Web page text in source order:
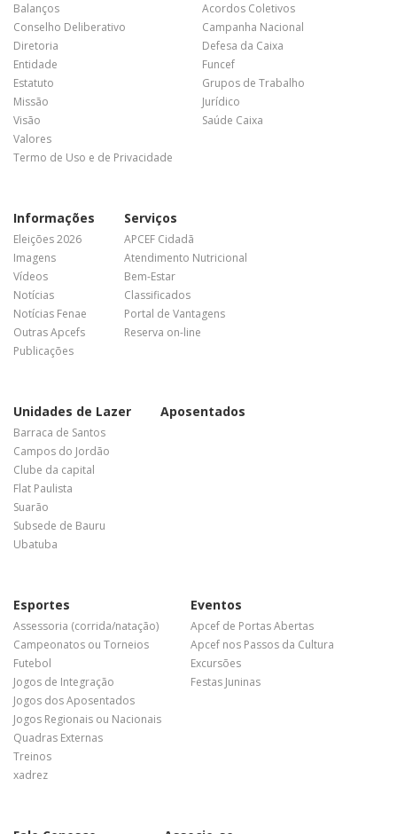
Balanços
Conselho Deliberativo
Diretoria
Entidade
Estatuto
Missão
Visão
Valores
Termo de Uso e de Privacidade
Acordos Coletivos
Campanha Nacional
Defesa da Caixa
Funcef
Grupos de Trabalho
Jurídico
Saúde Caixa
Informações
Eleições 2026
Imagens
Vídeos
Notícias
Notícias Fenae
Outras Apcefs
Publicações
Serviços
APCEF Cidadã
Atendimento Nutricional
Bem-Estar
Classificados
Portal de Vantagens
Reserva on-line
Unidades de Lazer
Barraca de Santos
Campos do Jordão
Clube da capital
Flat Paulista
Suarão
Subsede de Bauru
Ubatuba
Aposentados
Esportes
Assessoria (corrida/natação)
Campeonatos ou Torneios
Futebol
Jogos de Integração
Jogos dos Aposentados
Jogos Regionais ou Nacionais
Quadras Externas
Treinos
xadrez
Eventos
Apcef de Portas Abertas
Apcef nos Passos da Cultura
Excursões
Festas Juninas